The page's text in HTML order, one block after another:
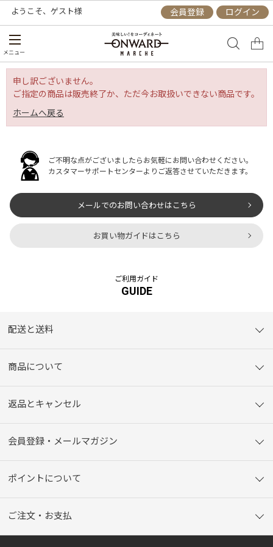
ようこそ、 ゲスト様 会員登録 ログイン
メニュー
申し訳ございません。
ご指定の商品は販売終了か、ただ今お取扱いできない商品です。
ホームへ戻る
ご不明な点がございましたらお気軽にお問い合わせください。
カスタマーサポートセンターよりご返答させていただきます。
メールでのお問い合わせはこちら
お買い物ガイドはこちら
ご利用ガイド
GUIDE
配送と送料
商品について
返品とキャンセル
会員登録・メールマガジン
ポイントについて
ご注文・お支払